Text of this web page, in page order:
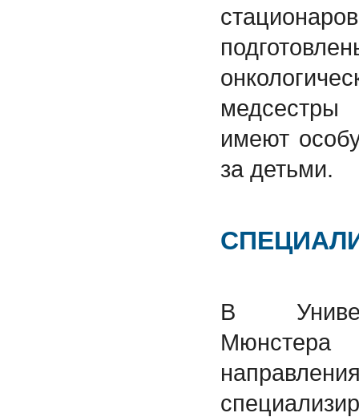
имеют
за детьми.
В